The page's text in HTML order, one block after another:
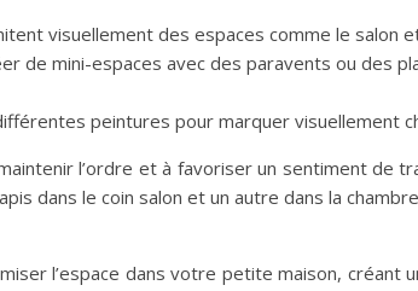
visuellement des espaces comme le salon
de mini-espaces avec des paravents ou des
peintures pour marquer visuellement
l’ordre et à favoriser un sentiment de
dans le coin salon et un autre dans la
l’espace dans votre petite maison, créant